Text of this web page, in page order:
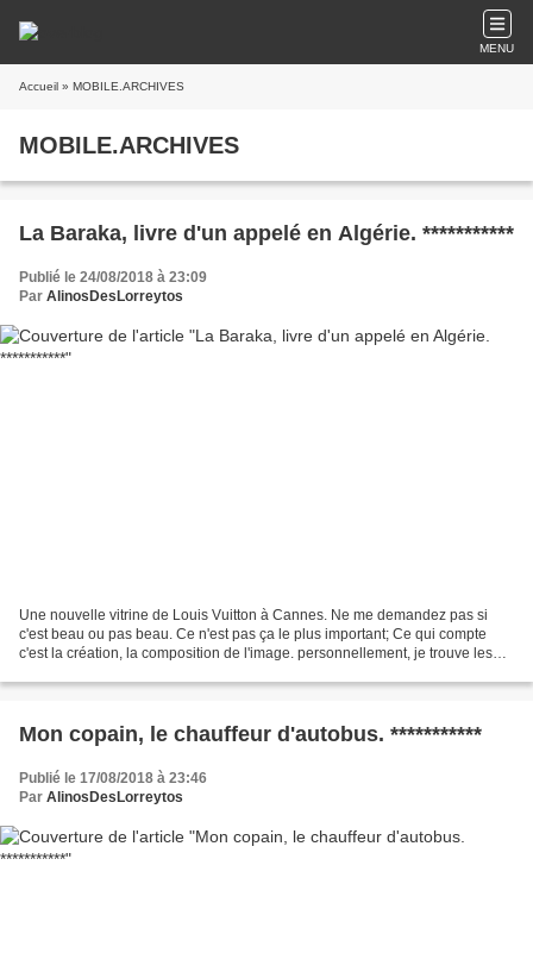
MENU
Accueil » MOBILE.ARCHIVES
MOBILE.ARCHIVES
La Baraka, livre d'un appelé en Algérie. ***********
Publié le 24/08/2018 à 23:09
Par AlinosDesLorreytos
Une nouvelle vitrine de Louis Vuitton à Cannes. Ne me demandez pas si
c'est beau ou pas beau. Ce n'est pas ça le plus important; Ce qui compte
c'est la création, la composition de l'image. personnellement, je trouve les
Mon copain, le chauffeur d'autobus. ***********
Publié le 17/08/2018 à 23:46
Par AlinosDesLorreytos